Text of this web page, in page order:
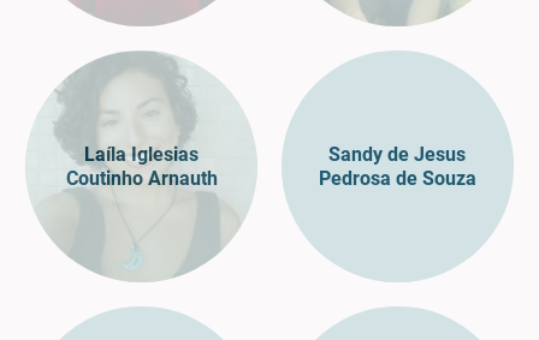
Laíla Iglesias
Coutinho Arnauth
Sandy de Jesus
Pedrosa de Souza